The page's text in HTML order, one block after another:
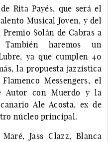
Rita Payés, que será el
Musical Joven, y del
Solán de Cabras a
haremos un
ya que cumplen 40
la propuesta jazzística
Messengers, el
Autor con Muerdo y la
Ale Acosta, ex de
núcleo principal.
Jass Clazz, Blanca